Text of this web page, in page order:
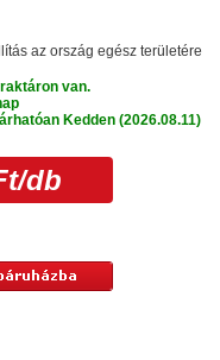
van.
Kedden (2026.08.11)
/db